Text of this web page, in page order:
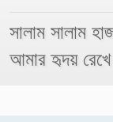
সালাম সালাম
আমার হৃদয় রেখে